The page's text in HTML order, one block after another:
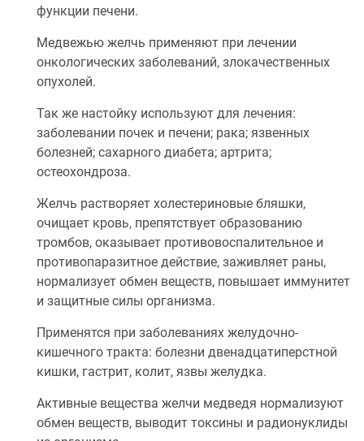
функции печени.
Медвежью желчь применяют при лечении
онкологических заболеваний, злокачественных
опухолей.
Так же настойку используют для лечения:
заболевании почек и печени; рака; язвенных
болезней; сахарного диабета; артрита;
остеохондроза.
Желчь растворяет холестериновые бляшки,
очищает кровь, препятствует образованию
тромбов, оказывает противовоспалительное и
противопаразитное действие, заживляет раны,
нормализует обмен веществ, повышает иммунитет
и защитные силы организма.
Применятся при заболеваниях желудочно-
кишечного тракта: болезни двенадцатиперстной
кишки, гастрит, колит, язвы желудка.
Активные вещества желчи медведя нормализуют
обмен веществ, выводит токсины и радионуклиды